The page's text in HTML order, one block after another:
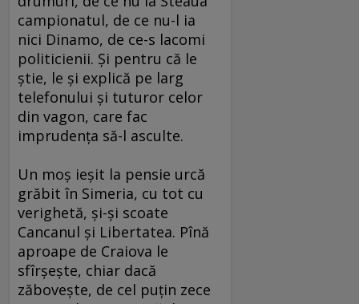
campionatul, de ce nu-l ia
nici Dinamo, de ce-s lacomi
politicienii. Şi pentru că le
ştie, le şi explică pe larg
telefonului şi tuturor celor
din vagon, care fac
imprudenţa să-l asculte.
Un moş ieşit la pensie urcă
grăbit în Simeria, cu tot cu
verighetă, şi-şi scoate
Cancanul şi Libertatea. Pînă
aproape de Craiova le
sfîrşeşte, chiar dacă
zăboveşte, de cel puţin zece